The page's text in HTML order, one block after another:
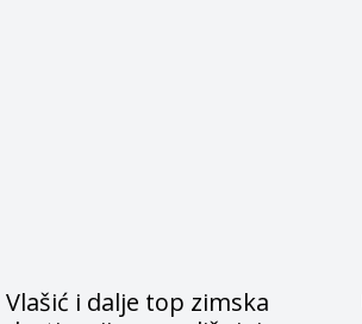
Vlašić i dalje top zimska